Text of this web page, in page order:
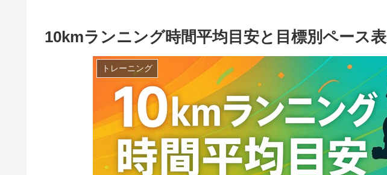
10kmランニング時間平均目安と目標別ペース
トレーニング